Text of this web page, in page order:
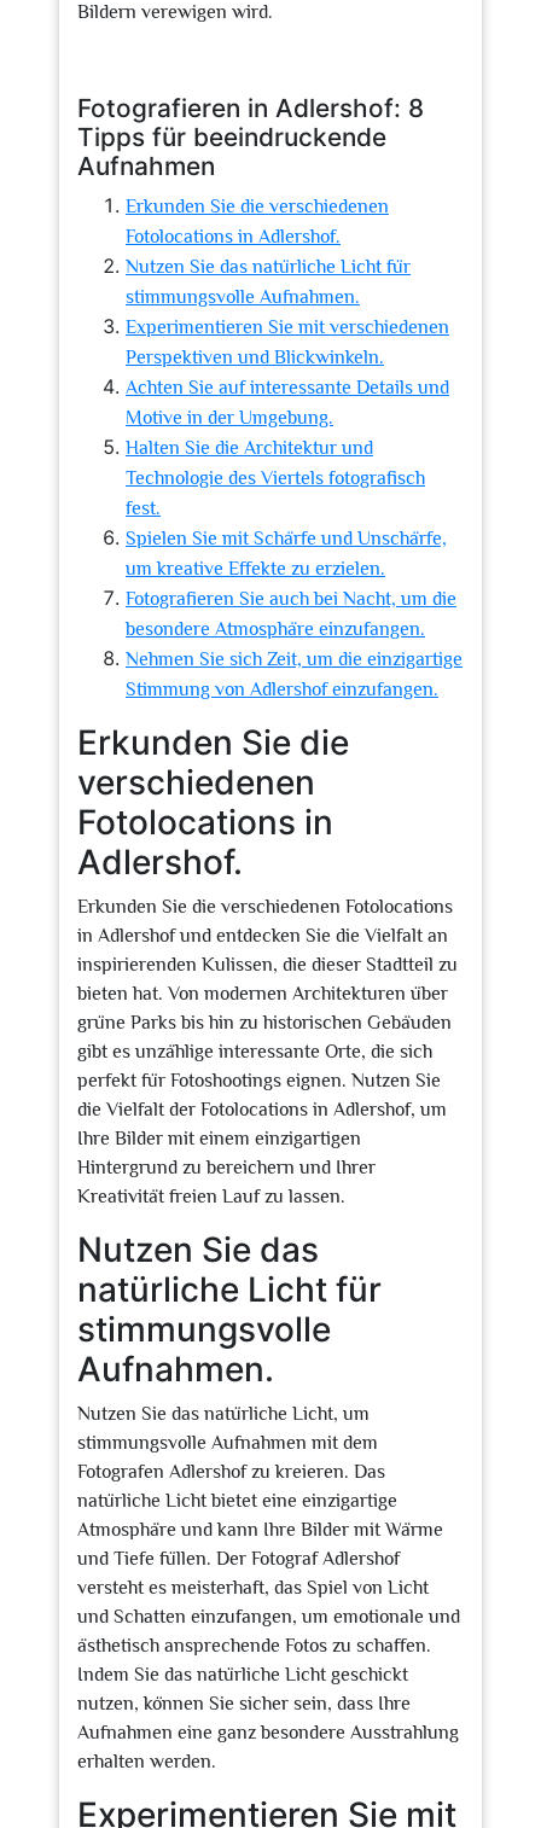
Bildern verewigen wird.
Fotografieren in Adlershof: 8
Tipps für beeindruckende
Aufnahmen
Erkunden Sie die verschiedenen
Fotolocations in Adlershof.
Nutzen Sie das natürliche Licht für
stimmungsvolle Aufnahmen.
Experimentieren Sie mit verschiedenen
Perspektiven und Blickwinkeln.
Achten Sie auf interessante Details und
Motive in der Umgebung.
Halten Sie die Architektur und
Technologie des Viertels fotografisch
fest.
Spielen Sie mit Schärfe und Unschärfe,
um kreative Effekte zu erzielen.
Fotografieren Sie auch bei Nacht, um die
besondere Atmosphäre einzufangen.
Nehmen Sie sich Zeit, um die einzigartige
Stimmung von Adlershof einzufangen.
Erkunden Sie die
verschiedenen
Fotolocations in
Adlershof.
Erkunden Sie die verschiedenen Fotolocations
in Adlershof und entdecken Sie die Vielfalt an
inspirierenden Kulissen, die dieser Stadtteil zu
bieten hat. Von modernen Architekturen über
grüne Parks bis hin zu historischen Gebäuden
gibt es unzählige interessante Orte, die sich
perfekt für Fotoshootings eignen. Nutzen Sie
die Vielfalt der Fotolocations in Adlershof, um
Ihre Bilder mit einem einzigartigen
Hintergrund zu bereichern und Ihrer
Kreativität freien Lauf zu lassen.
Nutzen Sie das
natürliche Licht für
stimmungsvolle
Aufnahmen.
Nutzen Sie das natürliche Licht, um
stimmungsvolle Aufnahmen mit dem
Fotografen Adlershof zu kreieren. Das
natürliche Licht bietet eine einzigartige
Atmosphäre und kann Ihre Bilder mit Wärme
und Tiefe füllen. Der Fotograf Adlershof
versteht es meisterhaft, das Spiel von Licht
und Schatten einzufangen, um emotionale und
ästhetisch ansprechende Fotos zu schaffen.
Indem Sie das natürliche Licht geschickt
nutzen, können Sie sicher sein, dass Ihre
Aufnahmen eine ganz besondere Ausstrahlung
erhalten werden.
Experimentieren Sie mit